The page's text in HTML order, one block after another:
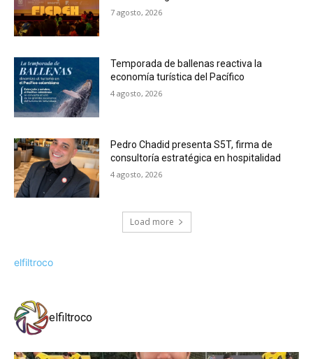
7 agosto, 2026
Temporada de ballenas reactiva la
economía turística del Pacífico
4 agosto, 2026
Pedro Chadid presenta S5T, firma de
consultoría estratégica en hospitalidad
4 agosto, 2026
Load more
elfiltroco
elfiltroco